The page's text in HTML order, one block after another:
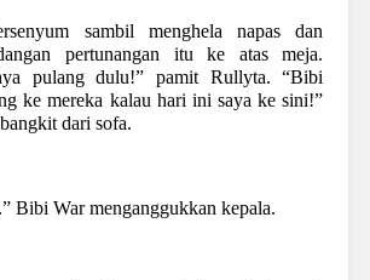
sambil menghela napas dan
pertunangan itu ke atas meja.
pulang dulu!” pamit Rullyta. “Bibi
ke mereka kalau hari ini saya ke sini!”
dari sofa.
Bibi War menganggukkan kepala.